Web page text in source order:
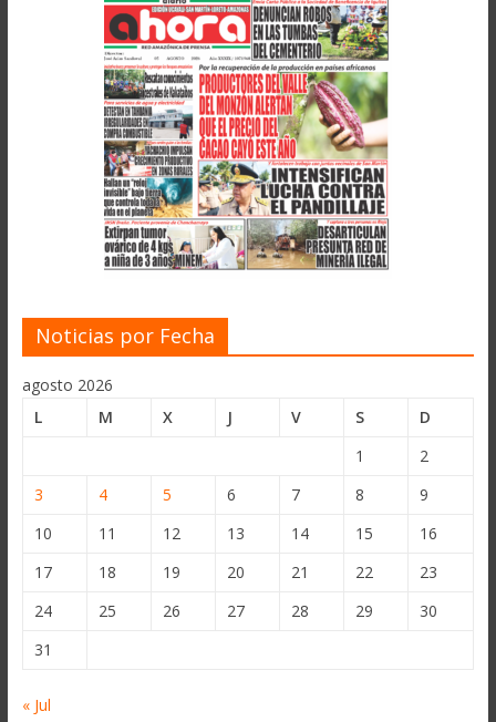
Noticias por Fecha
agosto 2026
L
M X J V S
D
1
2
3
4 5 6 7 8
9
10
11 12 13 14 15
16
17
18 19 20 21 22
23
24
25 26 27 28 29
30
31
« Jul